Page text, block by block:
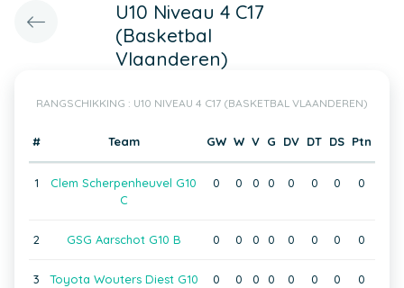
U10 Niveau 4 C17
(Basketbal
Vlaanderen)
RANGSCHIKKING : U10 NIVEAU 4 C17 (BASKETBAL VLAANDEREN)
# Team GW W V G DV DT DS Ptn
1
Clem Scherpenheuvel G10
C
0 0 0 0 0 0 0 0
2 GSG Aarschot G10 B 0 0 0 0 0 0 0 0
3
Toyota Wouters Diest G10
0 0 0 0 0 0 0 0